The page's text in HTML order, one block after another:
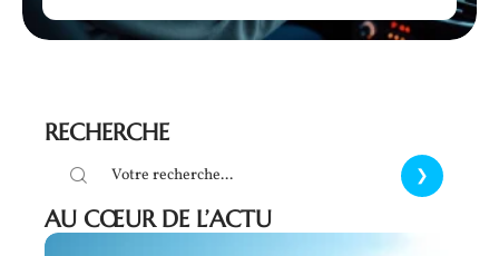
RECHERCHE
AU CŒUR DE L’ACTU